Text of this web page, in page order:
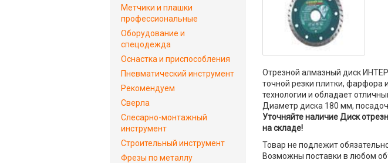
Отрезной алмазный диск
точной резки плитки, фарфора
технологии и обладает
Диаметр диска 180 мм,
Уточняйте наличие Диск
на складе!
Товар не подлежит
Возможны поставки в любом
Метчики и плашки
профессиональные
Оборудование и
спецодежда
Оснастка и приспособления
Пневматический инструмент
Рекомендуем
Сверла
Слесарно-монтажный
инструмент
Строительный инструмент
Фрезы по металлу